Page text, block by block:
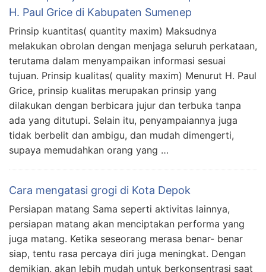
H. Paul Grice di Kabupaten Sumenep
Prinsip kuantitas( quantity maxim) Maksudnya
melakukan obrolan dengan menjaga seluruh perkataan,
terutama dalam menyampaikan informasi sesuai
tujuan. Prinsip kualitas( quality maxim) Menurut H. Paul
Grice, prinsip kualitas merupakan prinsip yang
dilakukan dengan berbicara jujur dan terbuka tanpa
ada yang ditutupi. Selain itu, penyampaiannya juga
tidak berbelit dan ambigu, dan mudah dimengerti,
supaya memudahkan orang yang …
Cara mengatasi grogi di Kota Depok
Persiapan matang Sama seperti aktivitas lainnya,
persiapan matang akan menciptakan performa yang
juga matang. Ketika seseorang merasa benar- benar
siap, tentu rasa percaya diri juga meningkat. Dengan
demikian, akan lebih mudah untuk berkonsentrasi saat